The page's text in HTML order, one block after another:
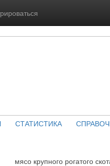
СТАТИСТИКА
мясо крупного рогатого